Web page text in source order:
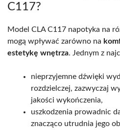
C117?
Model CLA C117 napotyka na
mogą wpływać zarówno na
estetykę wnętrza. Jednym z
nieprzyjemne dźwięki
rozdzielczej, zazwyczaj
jakości wykończenia,
uszkodzenia prowadnic
znacząco utrudnia jego